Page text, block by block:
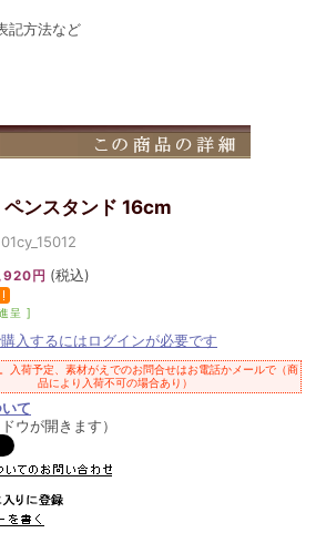
記方法など
ンスタンド 16cm
円 (税込)
呈 ]
入するにはログインが必要です
入荷予定、素材がえでのお問合せはお電話かメールで（商
品により入荷不可の場合あり）
て
ウが開きます）